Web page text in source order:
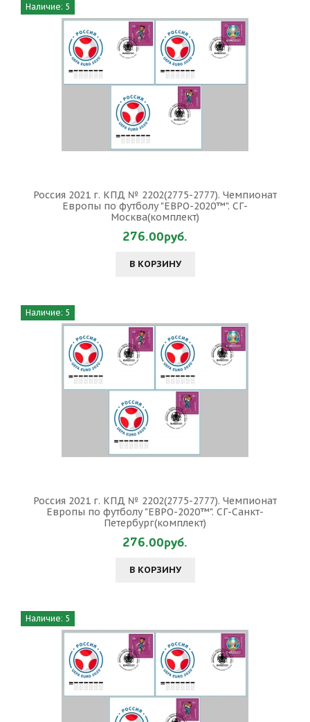
Наличие: 5
Россия 2021 г. КПД № 2202(2775-2777). Чемпионат
Европы по футболу "ЕВРО-2020™". СГ-
Москва(комплект)
276.00руб.
В КОРЗИНУ
Наличие: 5
Россия 2021 г. КПД № 2202(2775-2777). Чемпионат
Европы по футболу "ЕВРО-2020™". СГ-Санкт-
Петербург(комплект)
276.00руб.
В КОРЗИНУ
Наличие: 5